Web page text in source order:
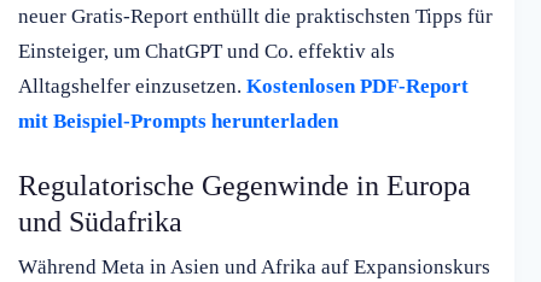
neuer Gratis-Report enthüllt die praktischsten Tipps für
Einsteiger, um ChatGPT und Co. effektiv als
Alltagshelfer einzusetzen. Kostenlosen PDF-Report
mit Beispiel-Prompts herunterladen
Regulatorische Gegenwinde in Europa
und Südafrika
Während Meta in Asien und Afrika auf Expansionskurs